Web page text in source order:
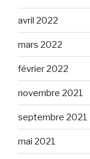
avril 2022
mars 2022
février 2022
novembre 2021
septembre 2021
mai 2021